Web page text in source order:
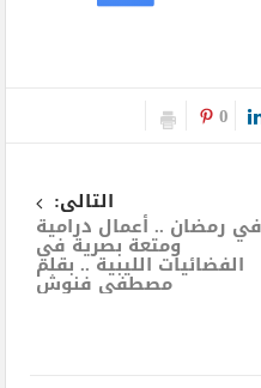
0
التالى:
في رمضان .. أعمال درامية
ومتعة بصرية في
الفضائيات الليبية .. بقلم
مصطفي فنوش